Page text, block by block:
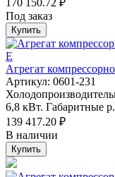
Под заказ
Купить
Агрегат
Артикул: 0601-231
6,8 кВт. Габаритные
139 417.20 ₽
В наличии
Купить